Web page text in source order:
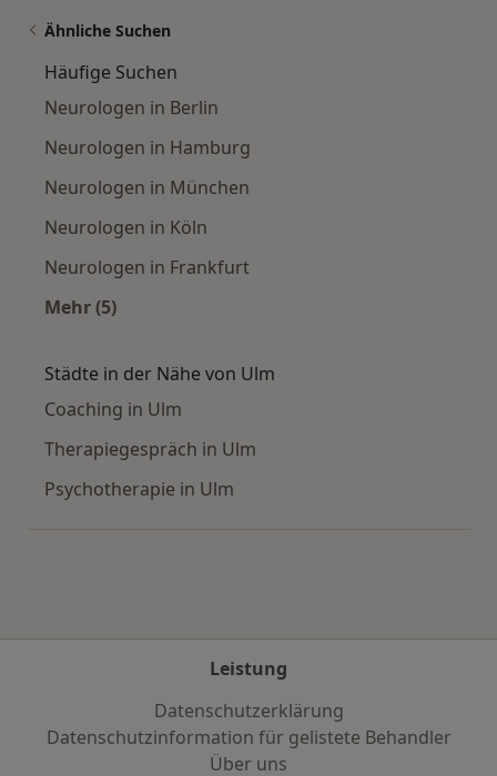
Ähnliche Suchen
Häufige Suchen
Neurologen in Berlin
Neurologen in Hamburg
Neurologen in München
Neurologen in Köln
Neurologen in Frankfurt
Mehr (5)
Städte in der Nähe von Ulm
Coaching in Ulm
Therapiegespräch in Ulm
Psychotherapie in Ulm
Leistung
Datenschutzerklärung
Datenschutzinformation für gelistete Behandler
Über uns